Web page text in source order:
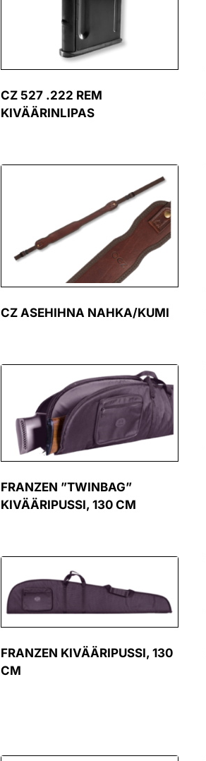
CZ 527 .222 REM
KIVÄÄRINLIPAS
CZ ASEHIHNA NAHKA/KUMI
FRANZEN ”TWINBAG”
KIVÄÄRIPUSSI, 130 CM
FRANZEN KIVÄÄRIPUSSI, 130
CM